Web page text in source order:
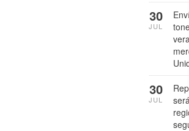
30
JUL
30
JUL